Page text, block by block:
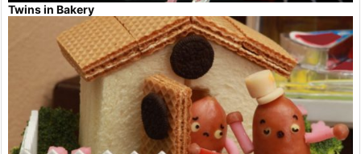
Twins in Bakery